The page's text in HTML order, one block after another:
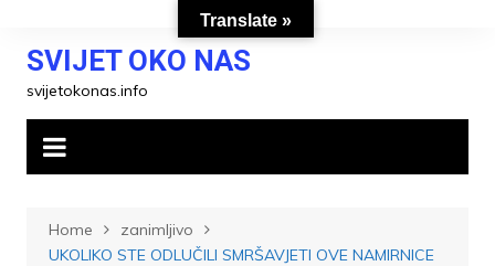
contentSVIJET OKO NAS
svijetokonas.info
Home
zanimljivo
UKOLIKO STE ODLUČILI SMRŠAVJETI OVE NAMIRNICE
Translate »